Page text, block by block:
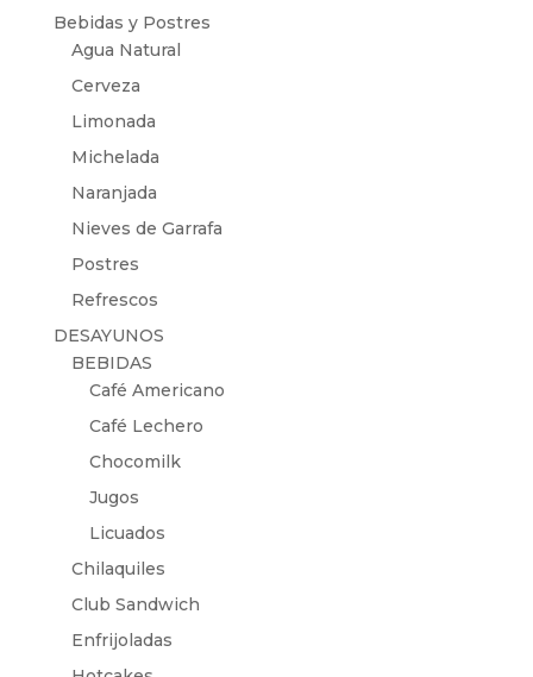
Bebidas y Postres
Agua Natural
Cerveza
Limonada
Michelada
Naranjada
Nieves de Garrafa
Postres
Refrescos
DESAYUNOS
BEBIDAS
Café Americano
Café Lechero
Chocomilk
Jugos
Licuados
Chilaquiles
Club Sandwich
Enfrijoladas